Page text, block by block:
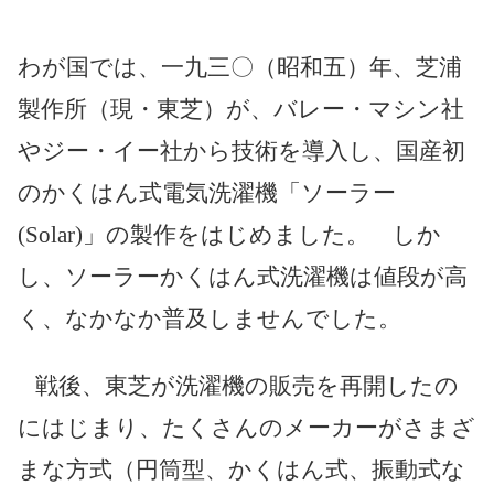
わが国では、一九三〇（昭和五）年、芝浦
製作所（現・東芝）が、バレー・マシン社
やジー・イー社から技術を導入し、国産初
のかくはん式電気洗濯機「ソーラー
(Solar)」の製作をはじめました。 しか
し、ソーラーかくはん式洗濯機は値段が高
く、なかなか普及しませんでした。
戦後、東芝が洗濯機の販売を再開したの
にはじまり、たくさんのメーカーがさまざ
まな方式（円筒型、かくはん式、振動式な